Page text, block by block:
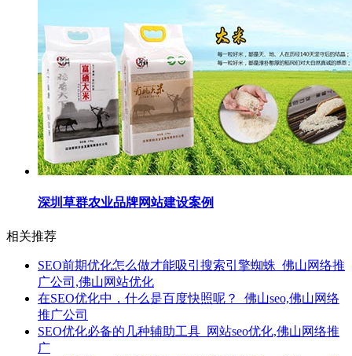
深圳草群农业品牌网站建设案例
相关推荐
SEO前期优化怎么做才能吸引搜索引擎蜘蛛_佛山网络推
广公司,佛山网站优化
在SEO优化中，什么是百度快照呢？_佛山seo,佛山网络
推广公司
SEO优化必备的几种辅助工具_网站seo优化,佛山网络推
广